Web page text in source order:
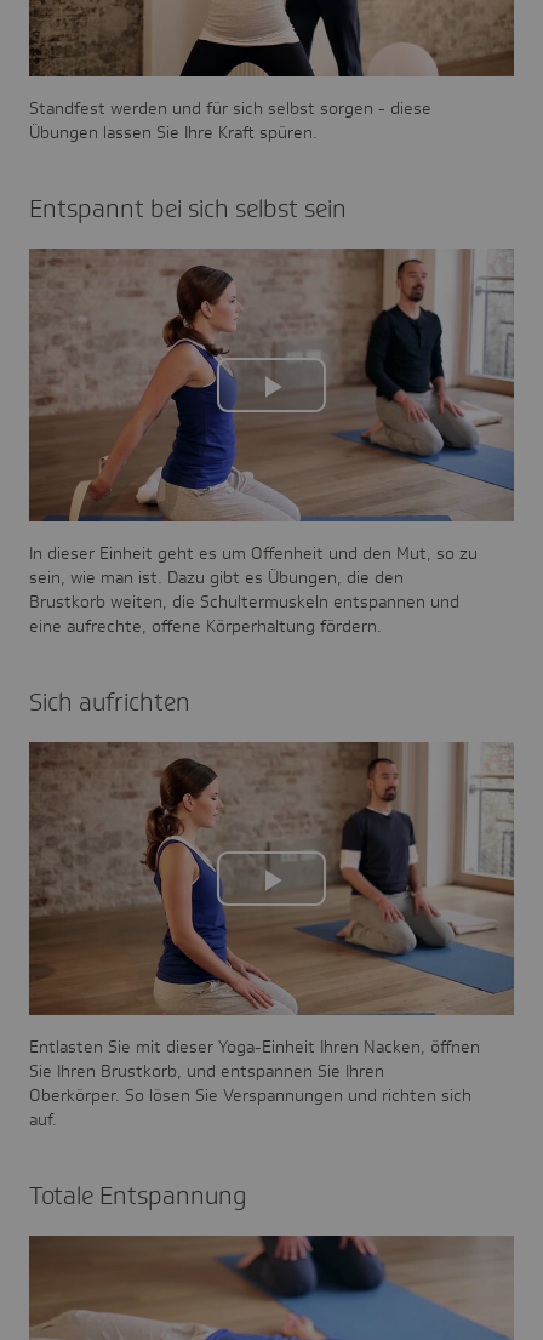
Video
Stand­fest werden und für sich selbst sorgen - diese
Übungen lassen Sie Ihre Kraft spüren.
Entspannt bei sich selbst sein
Play
Video
In dieser Einheit geht es um Offenheit und den Mut, so zu
sein, wie man ist. Dazu gibt es Übungen, die den
Brustkorb weiten, die Schultermuskeln entspannen und
eine aufrechte, offene Körperhaltung fördern.
Sich aufrichten
Play
Video
Entlasten Sie mit dieser Yoga-Einheit Ihren Nacken, öffnen
Sie Ihren Brustkorb, und entspannen Sie Ihren
Oberkörper. So lösen Sie Verspan­nungen und richten sich
auf.
Totale Entspan­nung